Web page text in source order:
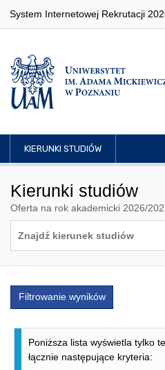
System Internetowej Rekrutacji
KIERUNKI STUDIÓW
Kierunki studiów
Oferta na rok akademicki 2026/
Filtrowanie wyników
Lista kierunków -
Poniższa lista wyświetla tylko
łącznie następujące kryteria: